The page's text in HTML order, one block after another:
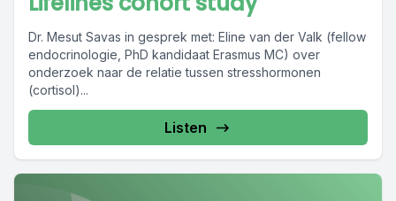
Dr. Mesut Savas in gesprek met: Eline van der Valk (fellow
endocrinologie, PhD kandidaat Erasmus MC) over
onderzoek naar de relatie tussen stresshormonen
(cortisol)...
Listen